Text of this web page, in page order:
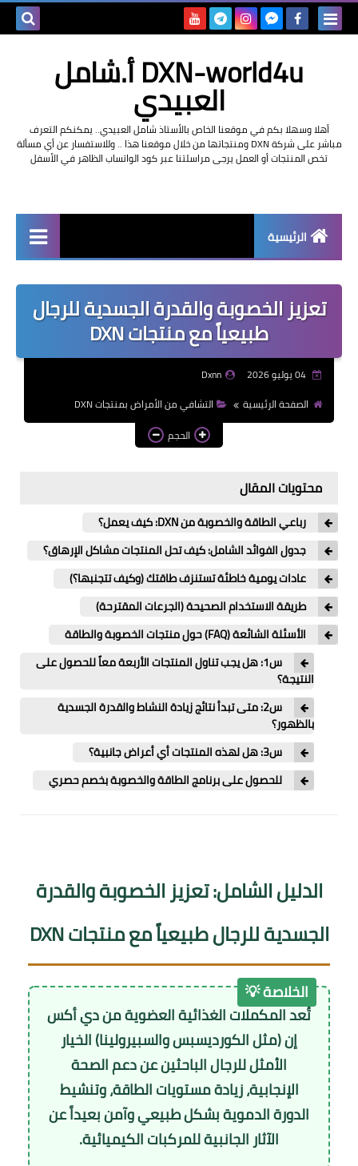
DXN-world4u أ.شامل
العبيدي
أهلا وسهلا بكم في موقعنا الخاص بالأستاذ شامل العبيدي.. يمكنكم التعرف
مباشر على شركة DXN ومنتجاتها من خلال موقعنا هذا .. وللاستفسار عن أي مسألة
تخص المنتجات أو العمل يرجى مراسلتنا عبر كود الواتساب الظاهر في الأسفل
الرئيسية
تعزيز الخصوبة والقدرة الجسدية للرجال
طبيعياً مع منتجات DXN
04 يوليو 2026
Dxnn
الصفحة الرئيسية
التشافي من الأمراض بمنتجات DXN
الحجم
محتويات المقال
رباعي الطاقة والخصوبة من DXN: كيف يعمل؟
جدول الفوائد الشامل: كيف تحل المنتجات مشاكل الإرهاق؟
عادات يومية خاطئة تستنزف طاقتك (وكيف تتجنبها؟)
طريقة الاستخدام الصحيحة (الجرعات المقترحة)
الأسئلة الشائعة (FAQ) حول منتجات الخصوبة والطاقة
س1: هل يجب تناول المنتجات الأربعة معاً للحصول على
النتيجة؟
س2: متى تبدأ نتائج زيادة النشاط والقدرة الجسدية
بالظهور؟
س3: هل لهذه المنتجات أي أعراض جانبية؟
للحصول على برنامج الطاقة والخصوبة بخصم حصري
الدليل الشامل: تعزيز الخصوبة والقدرة
الجسدية للرجال طبيعياً مع منتجات DXN
الخلاصة 💡
تُعد المكملات الغذائية العضوية من دي أكس
إن (مثل الكورديسبس والسبيرولينا) الخيار
الأمثل للرجال الباحثين عن دعم الصحة
الإنجابية، زيادة مستويات الطاقة، وتنشيط
الدورة الدموية بشكل طبيعي وآمن بعيداً عن
الآثار الجانبية للمركبات الكيميائية.